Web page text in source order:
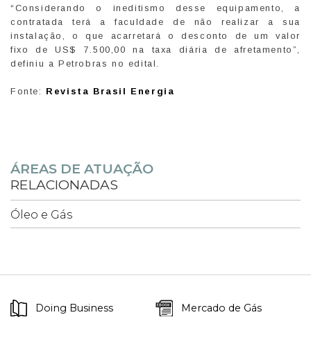
“Considerando o ineditismo desse equipamento, a
contratada terá a faculdade de não realizar a sua
instalação, o que acarretará o desconto de um valor
fixo de US$ 7.500,00 na taxa diária de afretamento”,
definiu a Petrobras no edital.
Fonte: Revista Brasil Energia
ÁREAS DE ATUAÇÃO
RELACIONADAS
Óleo e Gás
Doing Business Mercado de Gás